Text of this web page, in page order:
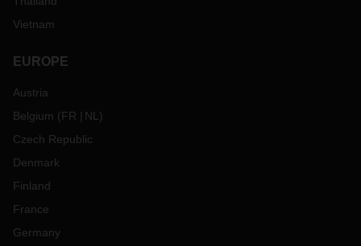
Vietnam
EUROPE
Austria
Belgium (FR NL)
Czech Republic
Denmark
Finland
France
Germany